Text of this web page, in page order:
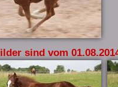
sind vom